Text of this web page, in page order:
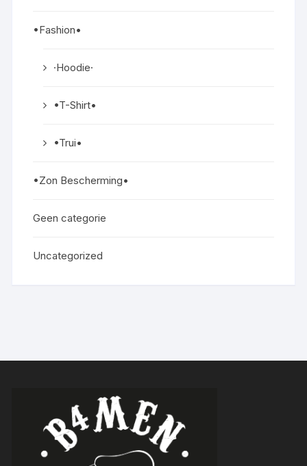
•Fashion•
·Hoodie·
•T-Shirt•
•Trui•
•Zon Bescherming•
Geen categorie
Uncategorized